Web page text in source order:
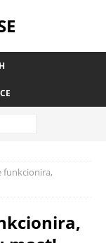
funkcionira,